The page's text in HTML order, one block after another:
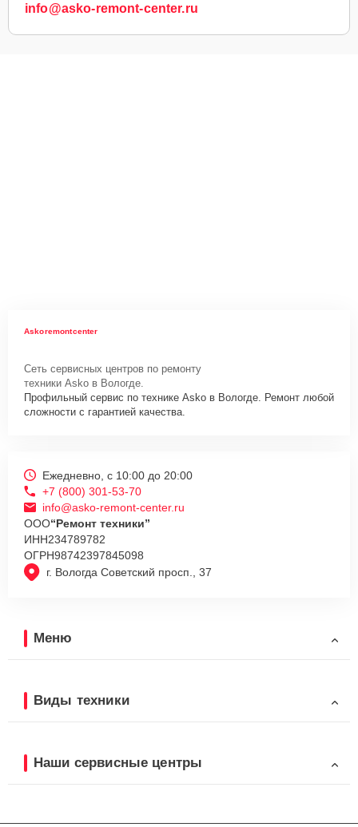
info@asko-remont-center.ru
Askoremontcenter
Сеть сервисных центров по ремонту
техники Asko в Вологде.
Профильный сервис по технике Asko в Вологде. Ремонт любой
сложности с гарантией качества.
г. Вологда Советский просп., 37
Ежедневно, с 10:00 до 20:00
+7 (800) 301-53-70
info@asko-remont-center.ru
ООО“Ремонт техники”
ИНН234789782
ОГРН98742397845098
Меню
Виды техники
Наши сервисные центры